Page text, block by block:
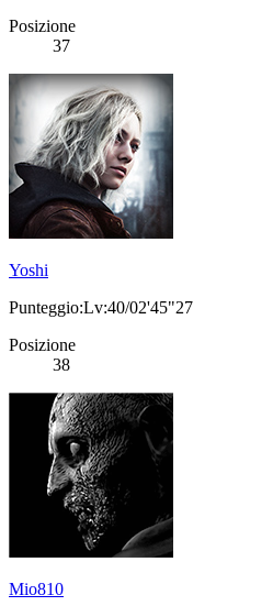
Posizione
37
Yoshi
Punteggio:Lv:40/02'45"27
Posizione
38
Mio810